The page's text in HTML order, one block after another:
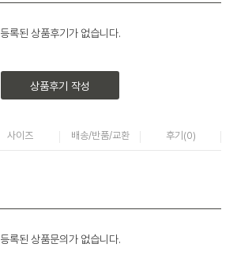
등록된 상품후기가 없습니다.
상품후기 작성
사이즈 배송/반품/교환 후기(0)
등록된 상품문의가 없습니다.